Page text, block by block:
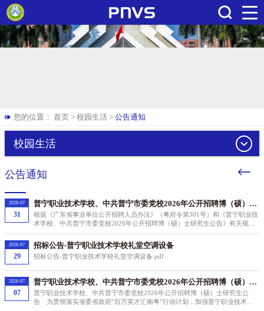
搜索
您的位置： 首页 > 校园生活 > 公告通知
校园生活
公告通知
31
2026-07
普宁职业技术学校、中共普宁市委党校2026年公开招聘博（硕）士
研究生面试及体检有关事项公告
根据《广东省事业单位公开招聘人员办法》（粤府令第301号）和《普宁职业技
术学校、中共普宁市委党校2026年公开招聘博（硕）士研究生公告》有关规
究生面试及体检有关事项公告如下：
29
2026-07 招标公告-普宁职业技术学校礼堂空调设备
招标公告-普宁职业技术学校礼堂空调设备.pdf
07
2026-07
普宁职业技术学校、中共普宁市委党校2026年公开招聘博（硕）士
研究生公告
普宁职业技术学校、中共普宁市委党校2026年公开招聘博（硕）士研究生公
告 为贯彻落实省委省政府“百万英才汇南粤”行动计划，加强普宁职业技术学